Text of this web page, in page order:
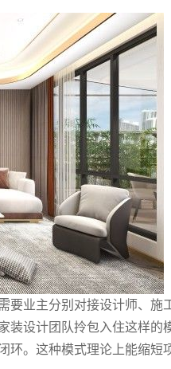
要业主分别对接设计师、施
装设计团队拎包入住这样的
环。这种模式理论上能缩短